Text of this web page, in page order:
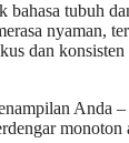
tubuh
nyaman,
dan
Anda